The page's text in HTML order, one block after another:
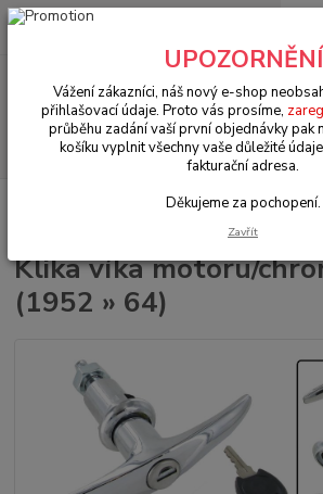
+420 602 330 329
VW Brouk Typ 1 (1938 » 03) Exteriér
Klika víka motoru/
(1952 » 64)
UPOZORNĚNÍ
Vážení zákazníci, náš nový e-shop
přihlašovací údaje. Proto vás prosíme,
průběhu zadání vaší první objednávky pak
košíku vyplnit všechny vaše důležité
fakturační adresa.
Děkujeme za pochopení.
Zavřít